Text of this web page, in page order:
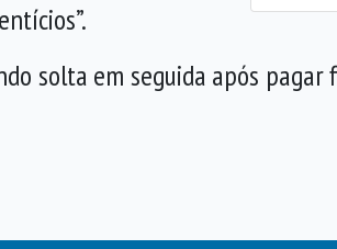
solta em seguida após